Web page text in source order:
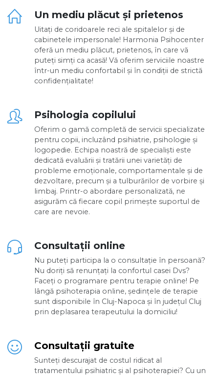
Un mediu plăcut și prietenos
Uitați de coridoarele reci ale spitalelor și de
cabinetele impersonale! Harmonia Psihocenter
oferă un mediu plăcut, prietenos, în care vă
puteți simți ca acasă! Vă oferim serviciile noastre
într-un mediu confortabil și în condiții de strictă
confidențialitate!
Psihologia copilului
Oferim o gamă completă de servicii specializate
pentru copii, incluzând psihiatrie, psihologie și
logopedie. Echipa noastră de specialiști este
dedicată evaluării și tratării unei varietăți de
probleme emoționale, comportamentale și de
dezvoltare, precum și a tulburărilor de vorbire și
limbaj. Printr-o abordare personalizată, ne
asigurăm că fiecare copil primește suportul de
care are nevoie.
Consultații online
Nu puteți participa la o consultație în persoană?
Nu doriți să renunțați la confortul casei Dvs?
Faceți o programare pentru terapie online! Pe
lângă psihoterapia online, ședințele de terapie
sunt disponibile în Cluj-Napoca și în județul Cluj
prin deplasarea terapeutului la domiciliu!
Consultații gratuite
Sunteți descurajat de costul ridicat al
tratamentului psihiatric și al psihoterapiei? Cu un